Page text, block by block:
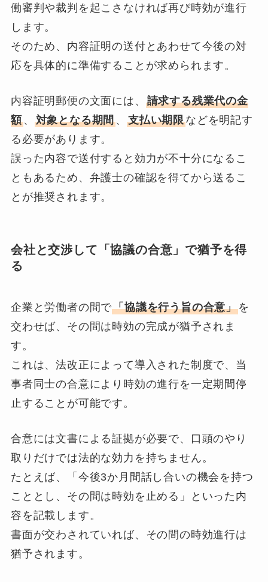
働審判や裁判を起こさなければ再び時効が進行
します。
そのため、内容証明の送付とあわせて今後の対
応を具体的に準備することが求められます。
内容証明郵便の文面には、 請求する残業代の金
額、 対象となる期間、 支払い期限などを明記す
る必要があります。
誤った内容で送付すると効力が不十分になるこ
ともあるため、弁護士の確認を得てから送るこ
とが推奨されます。
会社と交渉して「協議の合意」で猶予を得
る
企業と労働者の間で「協議を行う旨の合意」を
交わせば、その間は時効の完成が猶予されま
す。
これは、法改正によって導入された制度で、当
事者同士の合意により時効の進行を一定期間停
止することが可能です。
合意には文書による証拠が必要で、口頭のやり
取りだけでは法的な効力を持ちません。
たとえば、「今後3か月間話し合いの機会を持つ
こととし、その間は時効を止める」といった内
容を記載します。
書面が交わされていれば、その間の時効進行は
猶予されます。